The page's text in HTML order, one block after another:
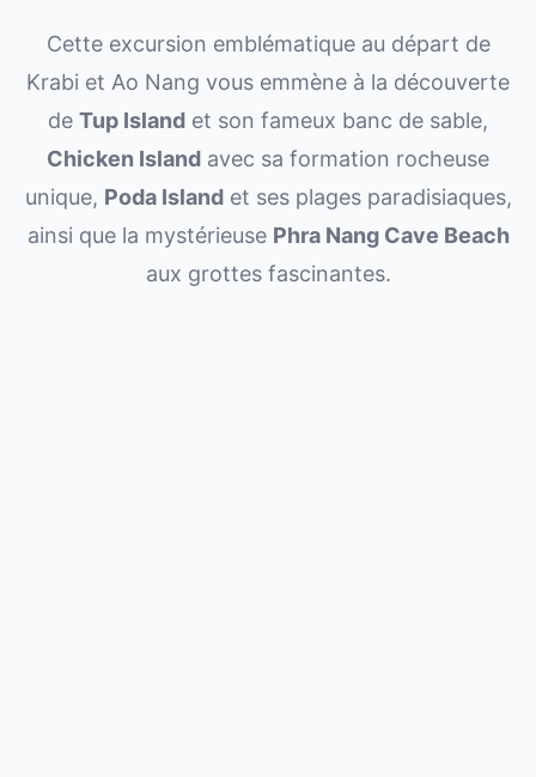
Cette excursion emblématique au départ de
Krabi et Ao Nang vous emmène à la découverte
de Tup Island et son fameux banc de sable,
Chicken Island avec sa formation rocheuse
unique, Poda Islandet ses plages paradisiaques,
ainsi que la mystérieuse Phra Nang Cave Beach
aux grottes fascinantes.